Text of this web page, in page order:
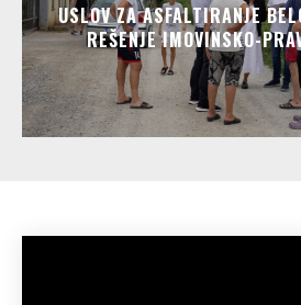
USLOV ZA ASFALTIRANJE
REŠENJE IMOVINSKO-